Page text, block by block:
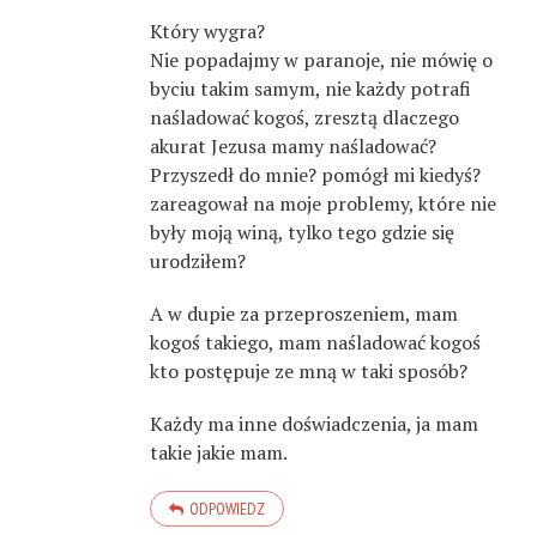
Który wygra?
Nie popadajmy w paranoje, nie mówię o
byciu takim samym, nie każdy potrafi
naśladować kogoś, zresztą dlaczego
akurat Jezusa mamy naśladować?
Przyszedł do mnie? pomógł mi kiedyś?
zareagował na moje problemy, które nie
były moją winą, tylko tego gdzie się
urodziłem?
A w dupie za przeproszeniem, mam
kogoś takiego, mam naśladować kogoś
kto postępuje ze mną w taki sposób?
Każdy ma inne doświadczenia, ja mam
takie jakie mam.
ODPOWIEDZ